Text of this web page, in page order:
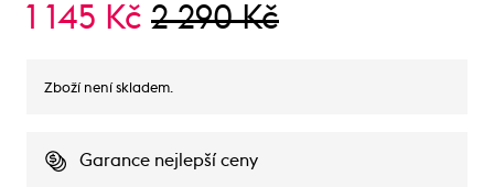
1 145 Kč 2 290 Kč
Zboží není skladem.
Garance nejlepší ceny